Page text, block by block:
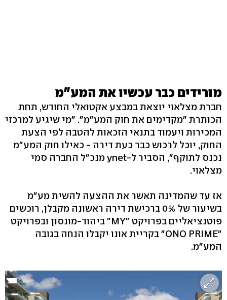
מורידים כבר עכשיו את המע"מ
חברת מצלאוי יוצאת במבצע אקטואלי החודש, תחת
הכותרת "מקדימים את חוק המע"מ". "מי שיגיע למרכזי
המכירות ויעמוד בתנאי הזכאות להטבה לפי הצעת
החוק, יוכל לרכוש כבר כעת דירה - כאילו חוק המע"מ
נכנס לתוקף", הסביר ל-ynet מנכ"ל החברה סמי
מצלאוי.
אז עד שהמדינה תאשר את ההצעה להשית מע"מ
בשיעור של 0% ברכישת דירה ראשונה מקבלן, רוכשים
פוטנציאליים בפרויקט "MY" ביהוד-מונסון ובפרויקט
"ONO PRIME" בקריית אונו יקבלו הנחה בגובה
המע"מ.